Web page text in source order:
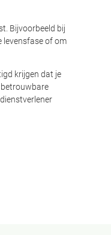
geleden
Bijvoorbeeld bij
levensfase of om
krijgen dat je
betrouwbare